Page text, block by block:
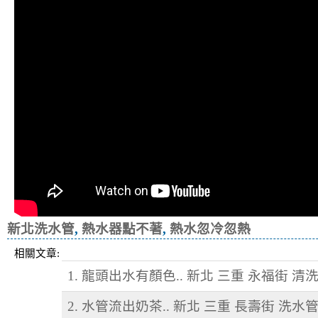
新北洗水管, 熱水器點不著, 熱水忽冷忽熱
相關文章:
1. 龍頭出水有顏色.. 新北 三重 永福街 清
2. 水管流出奶茶.. 新北 三重 長壽街 洗水管